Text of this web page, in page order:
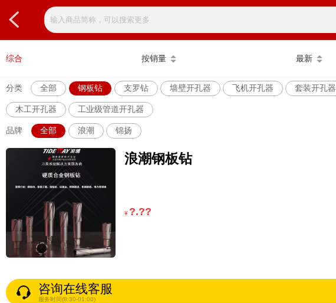
综合 按销量 最新
分类 全部 钢板钻 支罗钻 墙壁开孔器 飞机开孔器 套装开孔器
木工开孔器 工业级管道开孔器
品牌 全部 浪潮 锦扬
浪潮钢板钻
¥ ?.??
咨询在线客服
服务时间(8:30-01:00)